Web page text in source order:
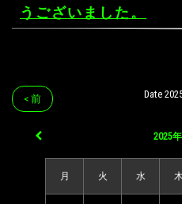
うございました。
< 前 Date
2025
月 火 水